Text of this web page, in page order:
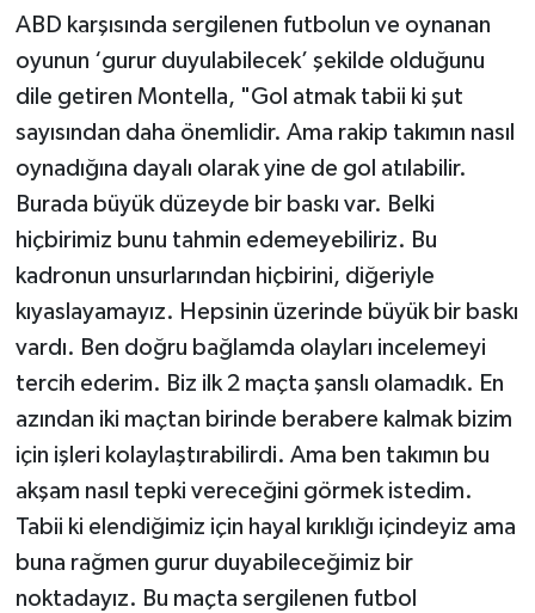
ABD karşısında sergilenen futbolun ve oynanan
oyunun ‘gurur duyulabilecek’ şekilde olduğunu
dile getiren Montella, "Gol atmak tabii ki şut
sayısından daha önemlidir. Ama rakip takımın nasıl
oynadığına dayalı olarak yine de gol atılabilir.
Burada büyük düzeyde bir baskı var. Belki
hiçbirimiz bunu tahmin edemeyebiliriz. Bu
kadronun unsurlarından hiçbirini, diğeriyle
kıyaslayamayız. Hepsinin üzerinde büyük bir baskı
vardı. Ben doğru bağlamda olayları incelemeyi
tercih ederim. Biz ilk 2 maçta şanslı olamadık. En
azından iki maçtan birinde berabere kalmak bizim
için işleri kolaylaştırabilirdi. Ama ben takımın bu
akşam nasıl tepki vereceğini görmek istedim.
Tabii ki elendiğimiz için hayal kırıklığı içindeyiz ama
buna rağmen gurur duyabileceğimiz bir
noktadayız. Bu maçta sergilenen futbol